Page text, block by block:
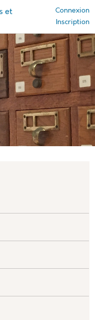
et
Connexion
Inscription